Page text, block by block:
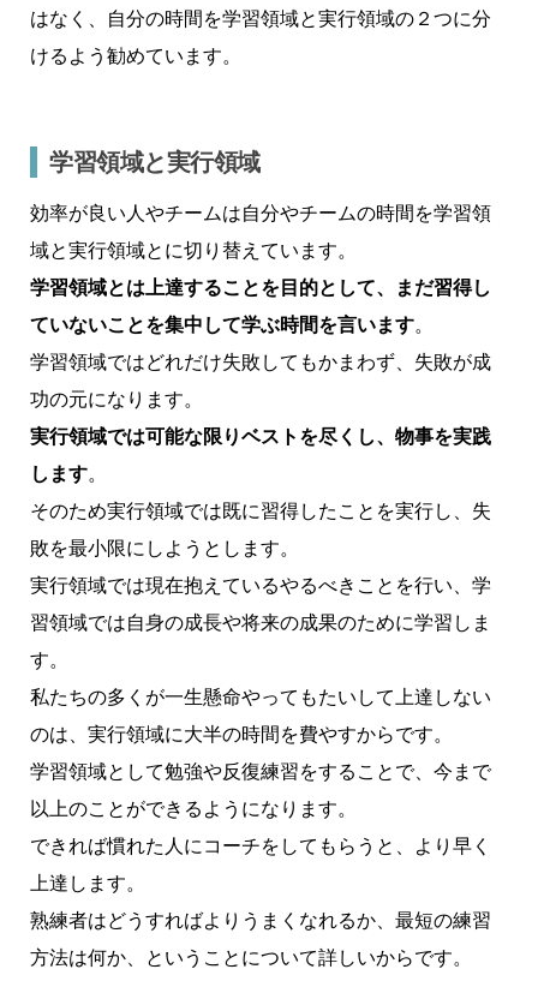
はなく、自分の時間を学習領域と実行領域の２つに分
けるよう勧めています。
学習領域と実行領域
効率が良い人やチームは自分やチームの時間を学習領
域と実行領域とに切り替えています。
学習領域とは上達することを目的として、まだ習得し
ていないことを集中して学ぶ時間を言います。
学習領域ではどれだけ失敗してもかまわず、失敗が成
功の元になります。
実行領域では可能な限りベストを尽くし、物事を実践
します。
そのため実行領域では既に習得したことを実行し、失
敗を最小限にしようとします。
実行領域では現在抱えているやるべきことを行い、学
習領域では自身の成長や将来の成果のために学習しま
す。
私たちの多くが一生懸命やってもたいして上達しない
のは、実行領域に大半の時間を費やすからです。
学習領域として勉強や反復練習をすることで、今まで
以上のことができるようになります。
できれば慣れた人にコーチをしてもらうと、より早く
上達します。
熟練者はどうすればよりうまくなれるか、最短の練習
方法は何か、ということについて詳しいからです。